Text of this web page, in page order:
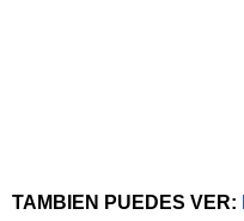
TAMBIEN PUEDES VER: